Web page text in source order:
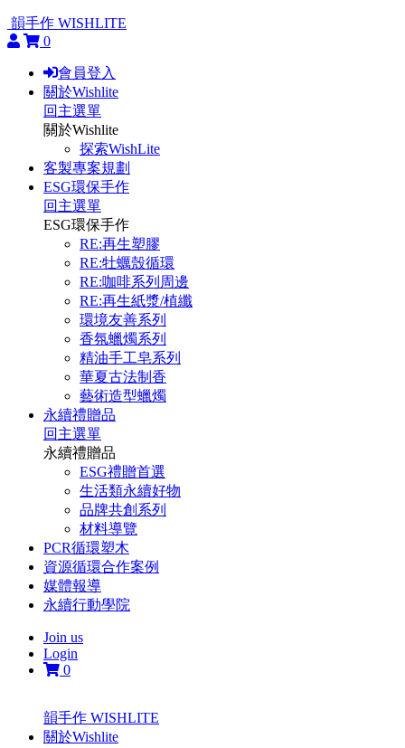
韻手作 WISHLITE
0
會員登入
關於Wishlite
回主選單
關於Wishlite
探索WishLite
客製專案規劃
ESG環保手作
回主選單
ESG環保手作
RE:再生塑膠
RE:牡蠣殼循環
RE:咖啡系列周邊
RE:再生紙漿/植纖
環境友善系列
香氛蠟燭系列
精油手工皂系列
華夏古法制香
藝術造型蠟燭
永續禮贈品
回主選單
永續禮贈品
ESG禮贈首選
生活類永續好物
品牌共創系列
材料導覽
PCR循環塑木
資源循環合作案例
媒體報導
永續行動學院
Join us
Login
0
韻手作 WISHLITE
關於Wishlite